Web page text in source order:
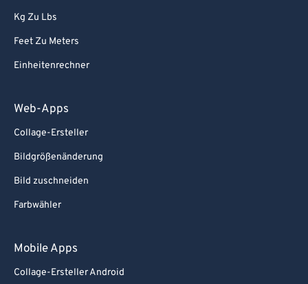
Kg Zu Lbs
Feet Zu Meters
Einheitenrechner
Web-Apps
Collage-Ersteller
Bildgrößenänderung
Bild zuschneiden
Farbwähler
Mobile Apps
Collage-Ersteller Android